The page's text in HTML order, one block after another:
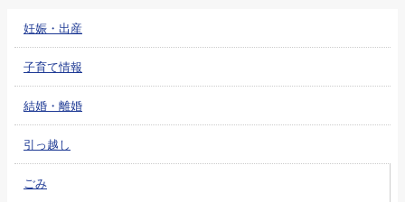
妊娠・出産
子育て情報
結婚・離婚
引っ越し
ごみ